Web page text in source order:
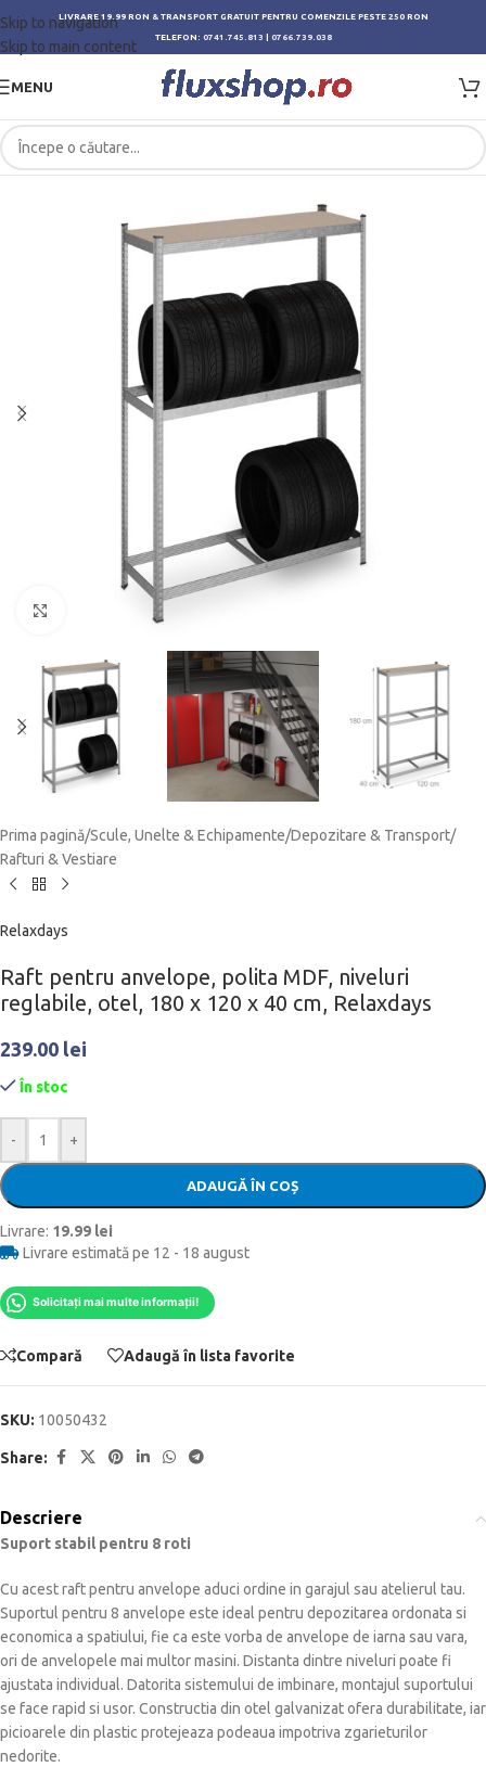
Skip to navigation
Skip to main content
LIVRARE 19.99 RON & TRANSPORT GRATUIT PENTRU COMENZILE PESTE 250 RON
TELEFON: 0741.745.813 0766.739.038
MENU
Click to enlarge
Prima pagină/Scule, Unelte & Echipamente/Depozitare & Transport/
Rafturi & Vestiare
Relaxdays
Raft pentru anvelope, polita MDF, niveluri
reglabile, otel, 180 x 120 x 40 cm, Relaxdays
239.00 lei
În stoc
- +
ADAUGĂ ÎN COȘ
Livrare: 19.99 lei
Livrare estimată pe 12 - 18 august
Solicitați mai multe informații!
Compară Adaugă în lista favorite
SKU: 10050432
Share:
Descriere
Suport stabil pentru 8 roti
Cu acest raft pentru anvelope aduci ordine in garajul sau atelierul tau.
Suportul pentru 8 anvelope este ideal pentru depozitarea ordonata si
economica a spatiului, fie ca este vorba de anvelope de iarna sau vara,
ori de anvelopele mai multor masini. Distanta dintre niveluri poate fi
ajustata individual. Datorita sistemului de imbinare, montajul suportului
se face rapid si usor. Constructia din otel galvanizat ofera durabilitate, iar
picioarele din plastic protejeaza podeaua impotriva zgarieturilor
nedorite.